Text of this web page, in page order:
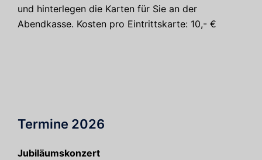
und hinterlegen die Karten für Sie an der
Abendkasse. Kosten pro Eintrittskarte: 10,- €
Termine 2026
Jubiläumskonzert